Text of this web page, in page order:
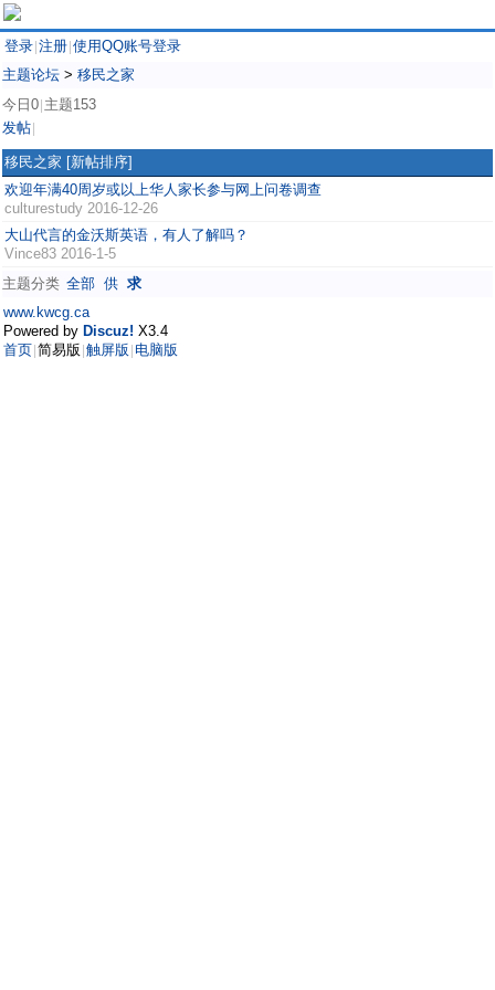
登录 注册 使用QQ账号登录
主题论坛 > 移民之家
今日0 主题153
发帖
移民之家 [新帖排序]
欢迎年满40周岁或以上华人家长参与网上问卷调查
culturestudy 2016-12-26
大山代言的金沃斯英语，有人了解吗？
Vince83 2016-1-5
主题分类 全部 供 求
www.kwcg.ca
Powered by Discuz! X3.4
首页 简易版 触屏版 电脑版